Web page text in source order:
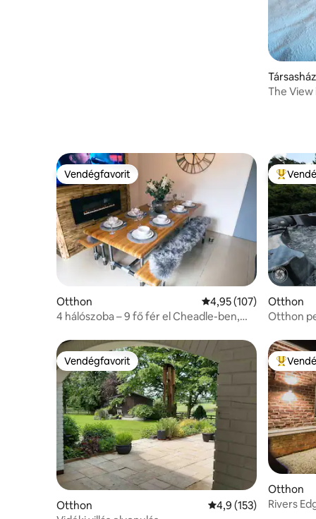
The
Vendégfavorit
Vendégfavorit
Otthon Átlagos értékelés: 5/
4,95 (107)
4 hálószoba – 9 fő fér el Cheadle-ben,
Kiemelt
Otthon
Otthon
Vendégfavorit
Vendégfavorit
Otthon Átlagos értékelés: 5/
4,9 (153)
Kiemelt
Otthon
Rivers